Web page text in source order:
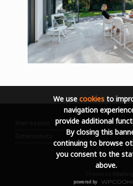
We use cookies to
navigation
provide additional
By closing this
continuing to browse
you consent to the
above.
powered by WPCookiePro